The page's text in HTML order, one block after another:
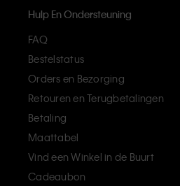
Hulp En Ondersteuning
FAQ
Bestelstatus
Orders en Bezorging
Retouren en Terugbetalingen
Betaling
Maattabel
Vind een Winkel in de Buurt
Cadeaubon